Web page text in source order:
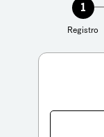
1
Registro